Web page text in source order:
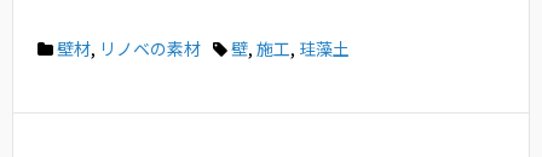
壁材, リノベの素材 壁, 施工, 珪藻土